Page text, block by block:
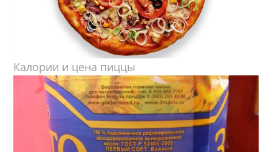
Калории и цена пиццы